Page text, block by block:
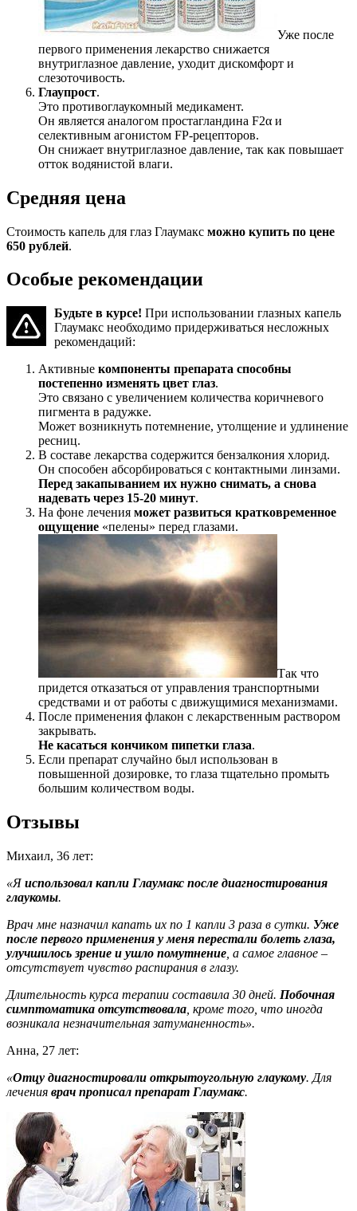
Уже после
первого применения лекарство снижается
внутриглазное давление, уходит дискомфорт и
слезоточивость.
Глаупрост.
Это противоглаукомный медикамент.
Он является аналогом простагландина F2α и
селективным агонистом FP-рецепторов.
Он снижает внутриглазное давление, так как повышает
отток водянистой влаги.
Средняя цена
Стоимость капель для глаз Глаумакс можно купить по цене
650 рублей.
Особые рекомендации
Будьте в курсе! При использовании глазных капель
Глаумакс необходимо придерживаться несложных
рекомендаций:
Активные компоненты препарата способны
постепенно изменять цвет глаз.
Это связано с увеличением количества коричневого
пигмента в радужке.
Может возникнуть потемнение, утолщение и удлинение
ресниц.
В составе лекарства содержится бензалкония хлорид.
Он способен абсорбироваться с контактными линзами.
Перед закапыванием их нужно снимать, а снова
надевать через 15-20 минут.
На фоне лечения может развиться кратковременное
ощущение «пелены» перед глазами.
Так что
придется отказаться от управления транспортными
средствами и от работы с движущимися механизмами.
После применения флакон с лекарственным раствором
закрывать.
Не касаться кончиком пипетки глаза.
Если препарат случайно был использован в
повышенной дозировке, то глаза тщательно промыть
большим количеством воды.
Отзывы
Михаил, 36 лет:
«Я использовал капли Глаумакс после диагностирования
глаукомы.
Врач мне назначил капать их по 1 капли 3 раза в сутки. Уже
после первого применения у меня перестали болеть глаза,
улучшилось зрение и ушло помутнение , а самое главное –
отсутствует чувство распирания в глазу.
Длительность курса терапии составила 30 дней. Побочная
симптоматика отсутствовала , кроме того, что иногда
возникала незначительная затуманенность».
Анна, 27 лет:
«Отцу диагностировали открытоугольную глаукому. Для
лечения врач прописал препарат Глаумакс.